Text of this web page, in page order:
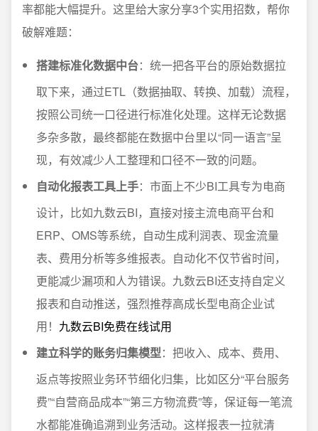
率都能大幅提升。这里给大家分享3个实用招数，帮你
破解难题：
搭建标准化数据中台：统一把各平台的原始数据拉
取下来，通过ETL（数据抽取、转换、加载）流程，
按照公司统一口径进行标准化处理。这样无论数据
多杂多散，最终都能在数据中台里以“同一语言”呈
现，有效减少人工整理和口径不一致的问题。
自动化报表工具上手：市面上不少BI工具专为电商
设计，比如九数云BI，直接对接主流电商平台和
ERP、OMS等系统，自动生成利润表、现金流量
表、费用分析等多维报表。自动化不仅节省时间，
更能减少漏项和人为错误。九数云BI还支持自定义
报表和自动推送，强烈推荐高成长型电商企业试
用！ 九数云BI免费在线试用
建立科学的账务归集模型：把收入、成本、费用、
返点等按照业务环节细化归集，比如区分“平台服务
费”“自营商品成本”“第三方物流费”等，保证每一笔流
水都能准确追溯到业务活动。这样报表一拉就清